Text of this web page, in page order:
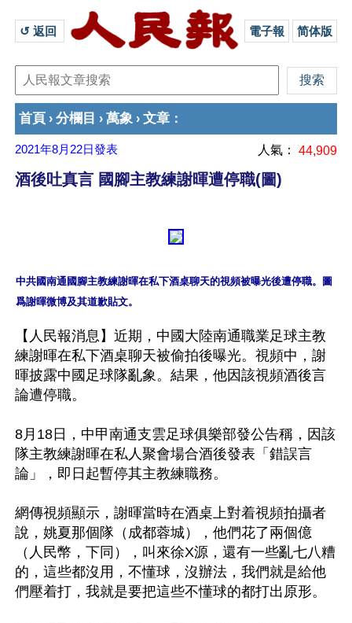
↺ 返回 電子報 简体版
首頁 › 分欄目 › 萬象 › 文章 ：
2021年8月22日發表 人氣： 44,909
酒後吐真言 國腳主教練謝暉遭停職(圖)
中共國南通國腳主教練謝暉在私下酒桌聊天的視頻被曝光後遭停職。圖
【人民報消息】近期，中國大陸南通職業足球主教
練謝暉在私下酒桌聊天被偷拍後曝光。視頻中，謝
暉披露中國足球隊亂象。結果，他因該視頻酒後言
論遭停職。
8月18日，中甲南通支雲足球俱樂部發公告稱，因該
隊主教練謝暉在私人聚會場合酒後發表「錯誤言
論」，即日起暫停其主教練職務。
網傳視頻顯示，謝暉當時在酒桌上對着視頻拍攝者
說，姚夏那個隊（成都蓉城），他們花了兩個億
（人民幣，下同），叫來徐X源，還有一些亂七八糟
的，這些都沒用，不懂球，沒辦法，我們就是給他
們壓着打，我就是要把這些不懂球的都打出原形。